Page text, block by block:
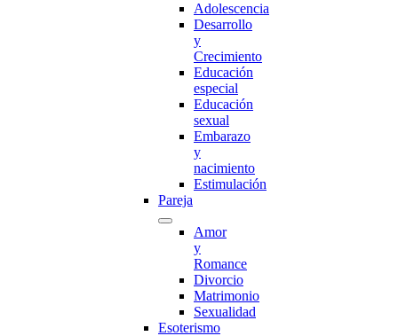
Adolescencia
Desarrollo
y
Crecimiento
Educación
especial
Educación
sexual
Embarazo
y
nacimiento
Estimulación
Pareja
Amor
y
Romance
Divorcio
Matrimonio
Sexualidad
Esoterismo